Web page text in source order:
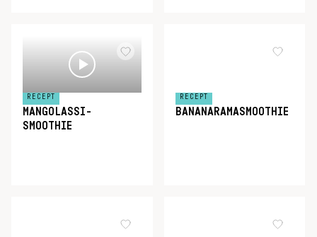
RECEPT
MANGOLASSI-
SMOOTHIE
RECEPT
BANANARAMASMOOTHIE